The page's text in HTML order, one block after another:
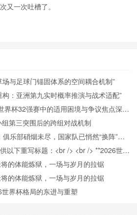
又一次吐槽了。
与足球门锚固体系的空间耦合机制”
：亚洲第九实时概率推演与战术适配”
界杯32强赛中的适用困境与争议焦点深度
第三突围后的跨组对战机制
乐部硝烟未尽，国家队已悄然“换阵”新
以下重写标题：<br /> <br /> **2026世界
跨区航路弹性管理与区域交通网络协同
的体能炼狱，一场与岁月的拉锯
的体能炼狱，一场与岁月的拉锯
界杯格局的东进与重塑